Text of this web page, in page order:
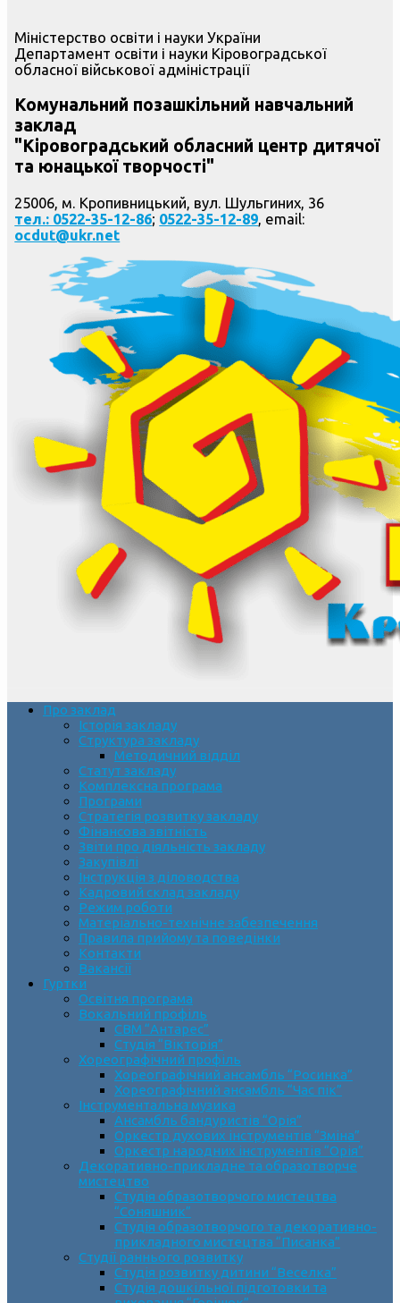
Міністерство освіти і науки України
Департамент освіти і науки Кіровоградської
обласної військової адміністрації
Комунальний позашкільний навчальний
заклад
"Кіровоградський обласний центр дитячої
та юнацької творчості"
25006, м. Кропивницький, вул. Шульгиних, 36
тел.: 0522-35-12-86; 0522-35-12-89, email:
ocdut@ukr.net
Про заклад
Історія закладу
Структура закладу
Методичний відділ
Статут закладу
Комплексна програма
Програми
Стратегія розвитку закладу
Фінансова звітність
Звіти про діяльність закладу
Закупівлі
Інструкція з діловодства
Кадровий склад закладу
Режим роботи
Матеріально-технічне забезпечення
Правила прийому та поведінки
Контакти
Вакансії
Гуртки
Освітня програма
Вокальний профіль
СВМ “Антарес”
Студія “Вікторія”
Хореографічний профіль
Хореографічний ансамбль “Росинка”
Хореографічний ансамбль “Час пік”
Інструментальна музика
Ансамбль бандуристів “Орія”
Оркестр духових інструментів “Зміна”
Оркестр народних інструментів “Орія”
Декоративно-прикладне та образотворче
мистецтво
Cтудія образотворчого мистецтва
“Соняшник”
Студія образотворчого та декоративно-
прикладного мистецтва “Писанка”
Студії раннього розвитку
Студія розвитку дитини “Веселка”
Студія дошкільної підготовки та